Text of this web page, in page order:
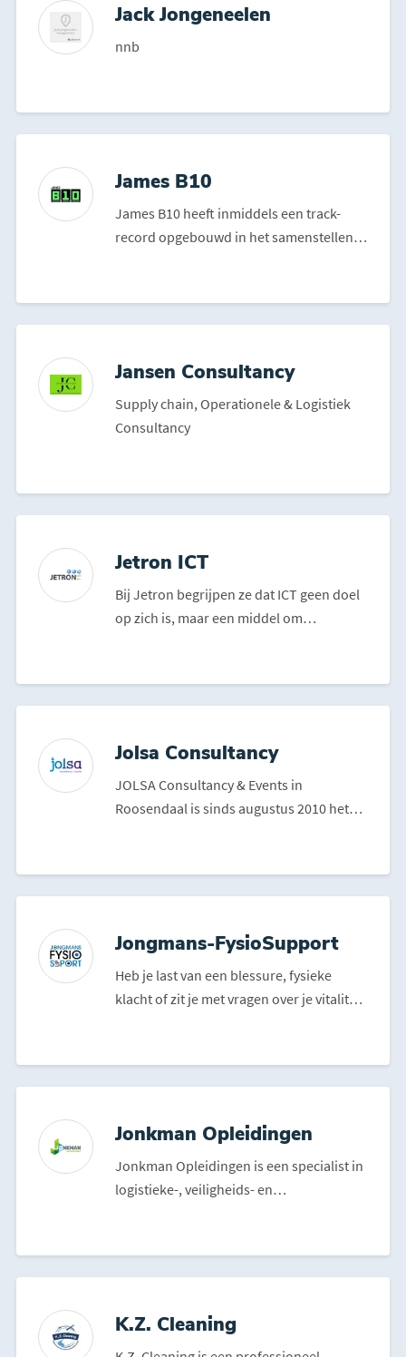
Jack Jongeneelen
nnb
James B10
James B10 heeft inmiddels een track-
record opgebouwd in het samenstellen
Jansen Consultancy
Supply chain, Operationele & Logistiek
Consultancy
Jetron ICT
Bij Jetron begrijpen ze dat ICT geen doel
op zich is, maar een middel om
Jolsa Consultancy
JOLSA Consultancy & Events in
Roosendaal is sinds augustus 2010 het
Jongmans-FysioSupport
Heb je last van een blessure, fysieke
klacht of zit je met vragen over je vitaliteit
Jonkman Opleidingen
Jonkman Opleidingen is een specialist in
logistieke-, veiligheids- en
K.Z. Cleaning